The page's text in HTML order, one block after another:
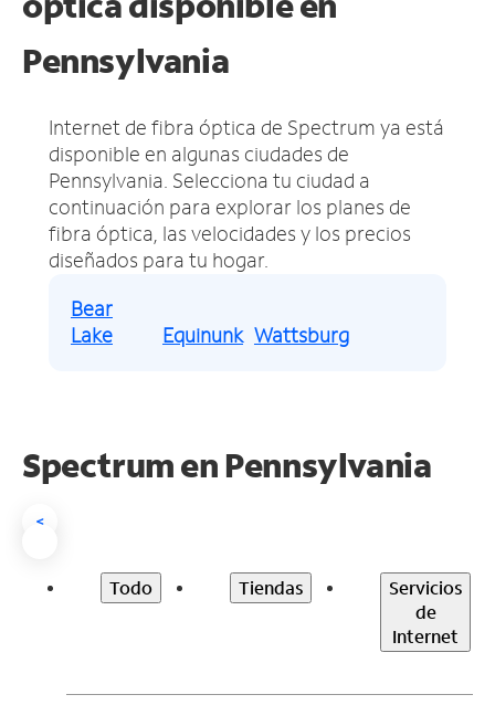
Pennsylvania
Internet de fibra óptica de Spectrum ya está
disponible en algunas ciudades de
Pennsylvania. Selecciona tu ciudad a
continuación para explorar los planes de
fibra óptica, las velocidades y los precios
diseñados para tu hogar.
Bear
Lake
Equinunk Wattsburg
Spectrum en Pennsylvania
<
Todo Tiendas
Servicios
de
Internet